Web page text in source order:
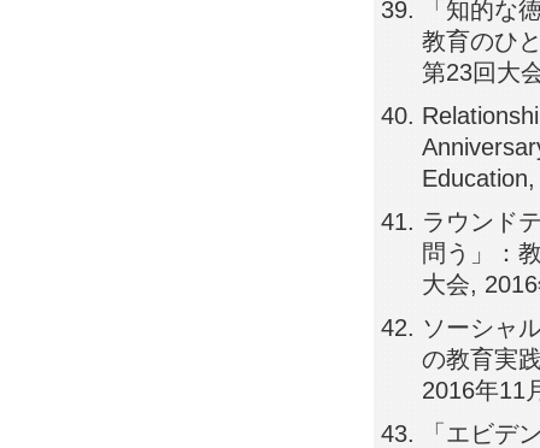
「知的な
教育のひ
第23回大
ラウンド
問う」：
大会,
ソーシャ
の教育実
2016年11
「エビデ